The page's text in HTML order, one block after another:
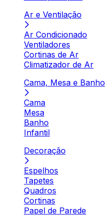
Ar e Ventilação
Ar Condicionado
Ventiladores
Cortinas de Ar
Climatizador de Ar
Cama, Mesa e Banho
Cama
Mesa
Banho
Infantil
Decoração
Espelhos
Tapetes
Quadros
Cortinas
Papel de Parede